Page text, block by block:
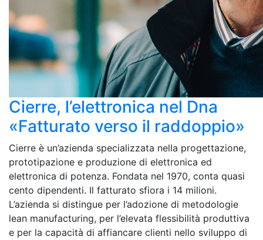
Cierre, l’elettronica nel Dna
«Fatturato verso il raddoppio»
Cierre è un’azienda specializzata nella progettazione,
prototipazione e produzione di elettronica ed
elettronica di potenza. Fondata nel 1970, conta quasi
cento dipendenti. Il fatturato sfiora i 14 milioni.
L’azienda si distingue per l’adozione di metodologie
lean manufacturing, per l’elevata flessibilità produttiva
e per la capacità di affiancare clienti nello sviluppo di